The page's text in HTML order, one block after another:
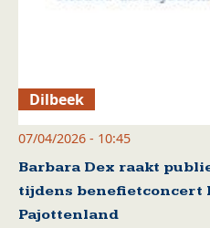
Dilbeek
07/04/2026 - 10:45
Barbara Dex raakt
tijdens benefietconcert
Pajottenland